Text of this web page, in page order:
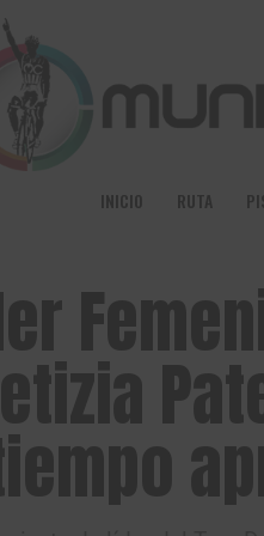
INICIO RUTA